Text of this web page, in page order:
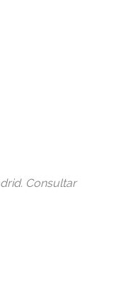
Consultar